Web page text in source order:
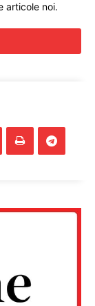
articole noi.